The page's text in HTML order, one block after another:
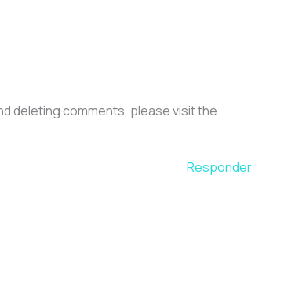
deleting comments, please visit the
Responder